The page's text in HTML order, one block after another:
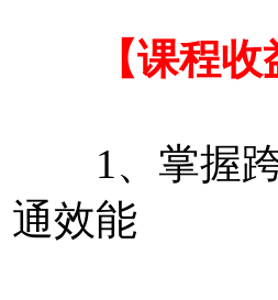
【课程收
1、掌握跨
通效能